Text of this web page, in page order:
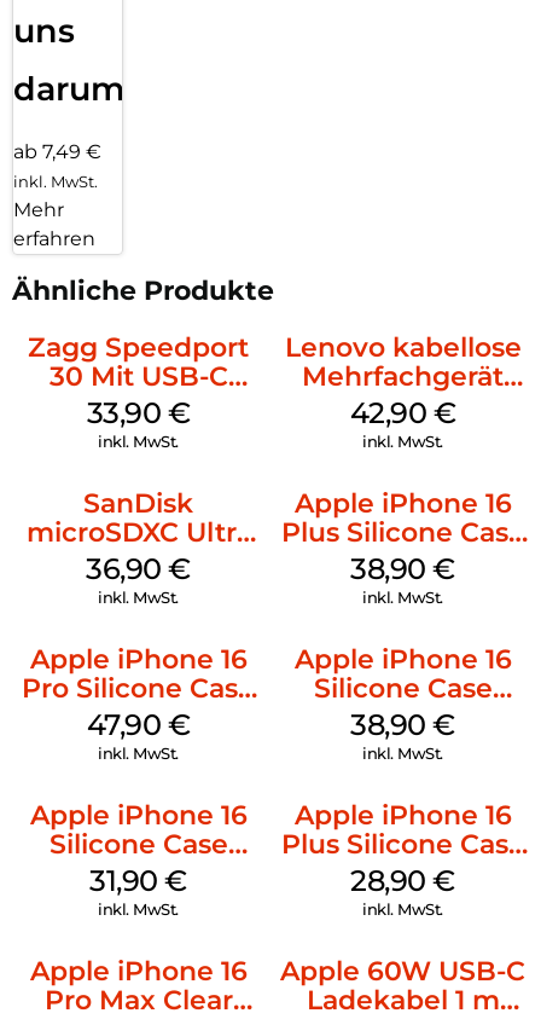
uns
darum!
ab 7,49 €
inkl. MwSt.
Mehr
erfahren
Ähnliche Produkte
Zagg Speedport
30 Mit USB-C
Kabel Weiß
33,90 €
inkl. MwSt.
Lenovo kabellose
Mehrfachgerät
Luna Grey
42,90 €
inkl. MwSt.
SanDisk
microSDXC Ultra
128 GB + Adapter
Mobile
36,90€
inkl. MwSt.
Apple iPhone 16
Plus Silicone Case
MagSafe Denim
38,90€
inkl. MwSt.
Apple iPhone 16
Pro Silicone Case
MagSafe Denim
47,90 €
inkl. MwSt.
Apple iPhone 16
Silicone Case
MagSafe
Ultramarine
38,90€
inkl. MwSt.
Apple iPhone 16
Silicone Case
MagSafe Fuchsia
31,90€
inkl. MwSt.
Apple iPhone 16
Plus Silicone Case
MagSafe Black
28,90€
inkl. MwSt.
Apple iPhone 16
Pro Max Clear
Apple 60W USB-C
Ladekabel 1 m